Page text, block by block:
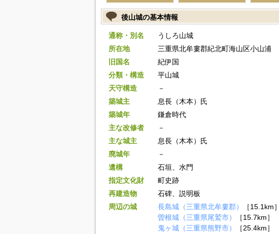
後山城の基本情報
通称・別名
うしろ山城
所在地
三重県北牟婁郡紀北町海山区小山浦
旧国名
紀伊国
分類・構造
平山城
天守構造
－
築城主
息長（木本）氏
築城年
鎌倉時代
主な改修者
－
主な城主
息長（木本）氏
廃城年
－
遺構
石垣、水門
指定文化財
町史跡
再建造物
石碑、説明板
周辺の城
長島城（三重県北牟婁郡）
［15.1km］
曽根城（三重県尾鷲市）
［15.7km］
鬼ヶ城（三重県熊野市）
［25.4km］